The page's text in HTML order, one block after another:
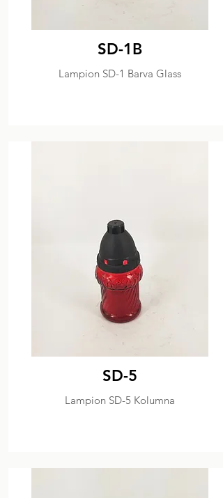
SD-1B
Lampion SD-1 Barva Glass
SD-5
Lampion SD-5 Kolumna